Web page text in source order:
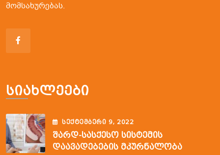
მომსახურებას.
Სიახლეები
ᲡᲔᲥᲢᲔᲛᲑᲔᲠᲘ 9, 2022
Შარდ-Სასქესო Სისტემის
Დაავადებების Მკურნალობა